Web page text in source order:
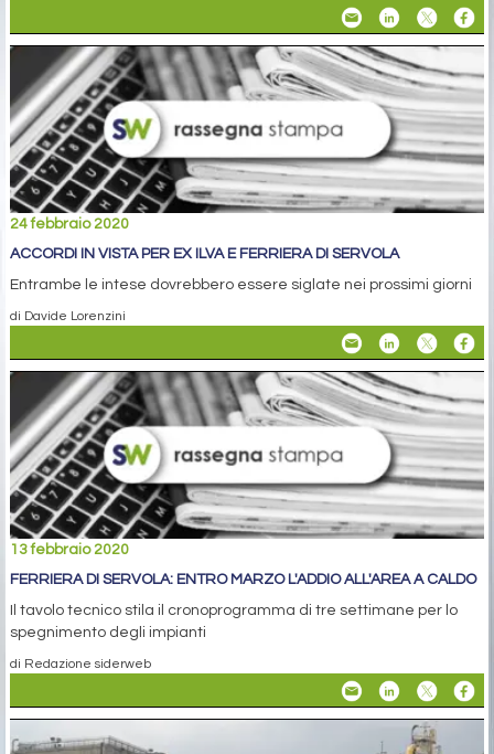
24 febbraio 2020
ACCORDI IN VISTA PER EX ILVA E FERRIERA DI SERVOLA
Entrambe le intese dovrebbero essere siglate nei prossimi giorni
di Davide Lorenzini
13 febbraio 2020
FERRIERA DI SERVOLA: ENTRO MARZO L'ADDIO ALL'AREA A CALDO
Il tavolo tecnico stila il cronoprogramma di tre settimane per lo
spegnimento degli impianti
di Redazione siderweb